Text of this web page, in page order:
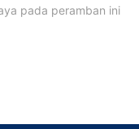
pada peramban ini